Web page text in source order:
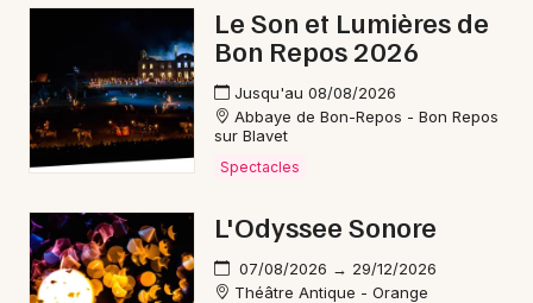
Le Son et Lumières de
Bon Repos 2026
Jusqu'au 08/08/2026
Abbaye de Bon-Repos - Bon Repos
sur Blavet
Spectacles
L'Odyssee Sonore
07/08/2026 → 29/12/2026
Théâtre Antique - Orange